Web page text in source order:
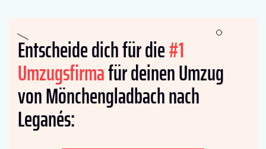
Entscheide dich für die#1
Umzugsfirmafür deinen Umzug
von Mönchengladbach nach
Leganés: